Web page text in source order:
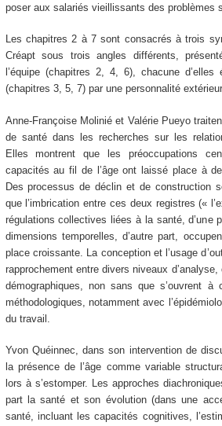
poser aux salariés vieillissants des problèmes
Les chapitres 2 à 7 sont consacrés à trois
Créapt sous trois angles différents,
l’équipe (chapitres 2, 4, 6), chacune
(chapitres 3, 5, 7) par une personnalité
Anne-Françoise Molinié et Valérie Pueyo
de santé dans les recherches sur les
Elles montrent que les préoccupations
capacités au fil de l’âge ont laissé place à
Des processus de déclin et de construction
que l’imbrication entre ces deux registres («
régulations collectives liées à la santé, d’une
dimensions temporelles, d’autre part,
place croissante. La conception et l’usage
rapprochement entre divers niveaux
démographiques, non sans que s’ouvrent
méthodologiques, notamment avec
du travail.
Yvon Quéinnec, dans son intervention de
la présence de l’âge comme variable
lors à s’estomper. Les approches
part la santé et son évolution (dans une
santé, incluant les capacités cognitives,